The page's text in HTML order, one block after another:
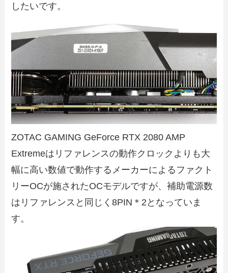
したいです。
ZOTAC GAMING GeForce RTX 2080 AMP
Extremeはリファレンスの動作クロックよりも大
幅に高い数値で動作するメーカーによるファクト
リーOCが施されたOCモデルですが、補助電源数
はリファレンスと同じく8PIN＊2となっていま
す。